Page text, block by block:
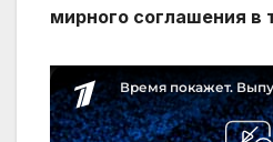
мирного соглашения в